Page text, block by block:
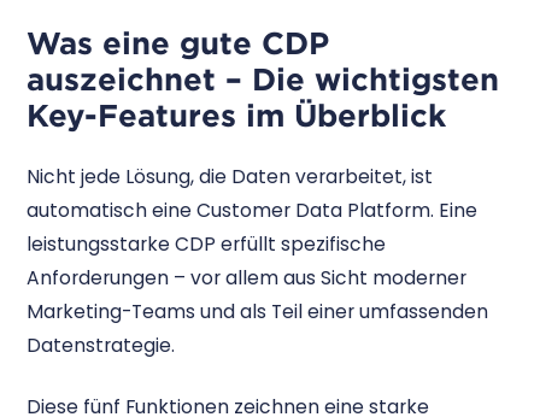
Was eine gute CDP
auszeichnet – Die wichtigsten
Key-Features im Überblick
Nicht jede Lösung, die Daten verarbeitet, ist
automatisch eine Customer Data Platform. Eine
leistungsstarke CDP erfüllt spezifische
Anforderungen – vor allem aus Sicht moderner
Marketing-Teams und als Teil einer umfassenden
Datenstrategie.
Diese fünf Funktionen zeichnen eine starke